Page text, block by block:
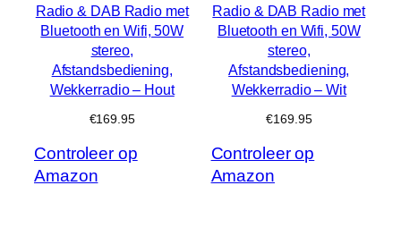
Radio & DAB Radio met
Bluetooth en Wifi, 50W
stereo,
Afstandsbediening,
Wekkerradio – Hout
€169.95
Controleer op
Amazon
Radio & DAB Radio met
Bluetooth en Wifi, 50W
stereo,
Afstandsbediening,
Wekkerradio – Wit
€169.95
Controleer op
Amazon